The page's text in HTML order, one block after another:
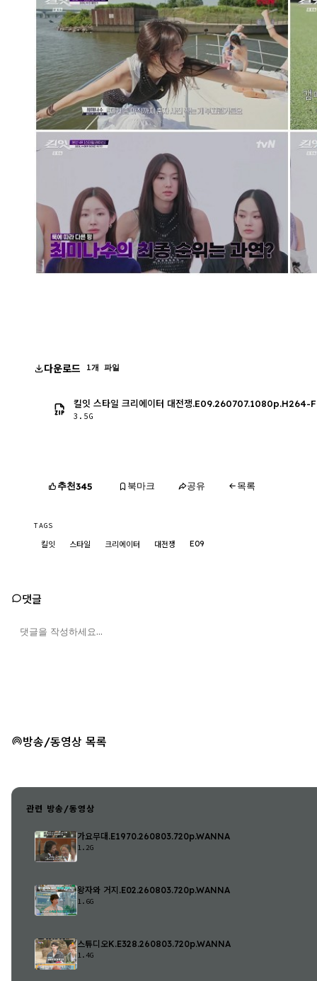
다운로드 1개 파일
킬잇 스타일 크리에이터 대전쟁.E09.260707.1080p.H264-
3.5G
추천345 북마크 공유 목록
TAGS
킬잇 스타일 크리에이터 대전쟁 E09
댓글
방송/동영상 목록
관련 방송/동영상
가요무대.E1970.260803.720p.WANNA
1.2G
왕자와 거지.E02.260803.720p.WANNA
1.6G
스튜디오K.E328.260803.720p.WANNA
1.4G